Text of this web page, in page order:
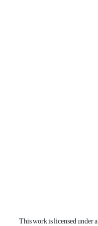
This work is licensed under a